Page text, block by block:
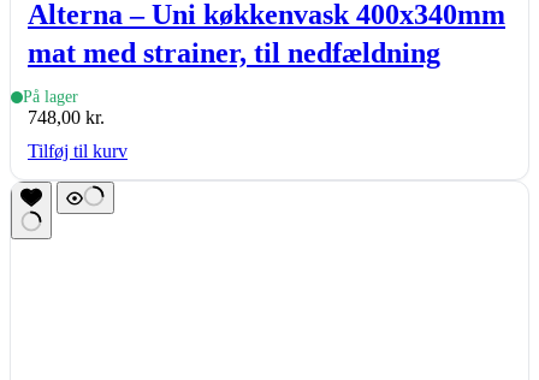
Alterna – Uni køkkenvask 400x340mm
mat med strainer, til nedfældning
På lager
748,00 kr.
Tilføj til kurv